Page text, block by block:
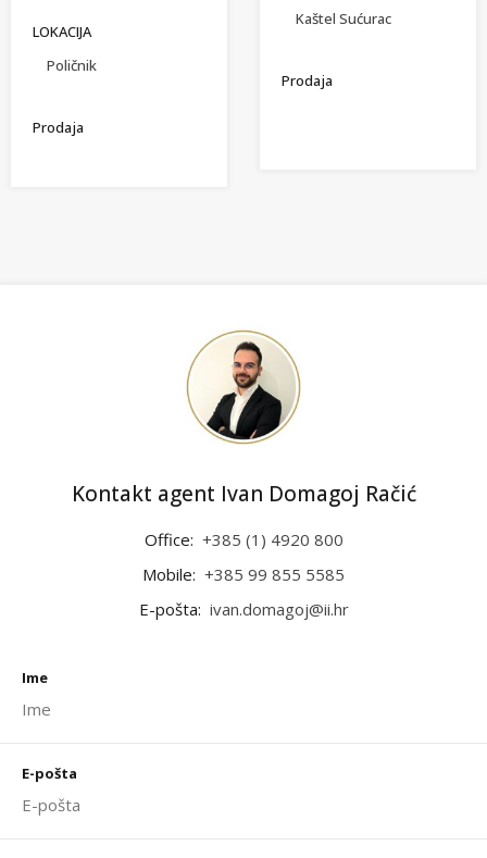
LOKACIJA
Poličnik
Prodaja
Kaštel Sućurac
Prodaja
Kontakt agent Ivan Domagoj Račić
Office: +385 (1) 4920 800
Mobile: +385 99 855 5585
E-pošta: ivan.domagoj@ii.hr
Ime
E-pošta